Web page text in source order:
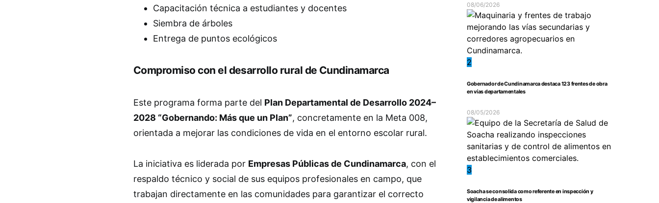
Capacitación técnica a estudiantes y docentes
Siembra de árboles
Entrega de puntos ecológicos
Compromiso con el desarrollo rural de Cundinamarca
Este programa forma parte del Plan Departamental de Desarrollo 2024–
2028 “Gobernando: Más que un Plan”, concretamente en la Meta 008,
orientada a mejorar las condiciones de vida en el entorno escolar rural.
La iniciativa es liderada por Empresas Públicas de Cundinamarca, con el
respaldo técnico y social de sus equipos profesionales en campo, que
trabajan directamente en las comunidades para garantizar el correcto
08/06/2026
2
Gobernador de Cundinamarca destaca 123 frentes de obra
en vías departamentales
08/05/2026
3
Soacha se consolida como referente en inspección y
vigilancia de alimentos